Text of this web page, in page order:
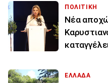
ΠΟΛΙΤΙΚΗ
Νέα
ΕΛΛΑΔΑ